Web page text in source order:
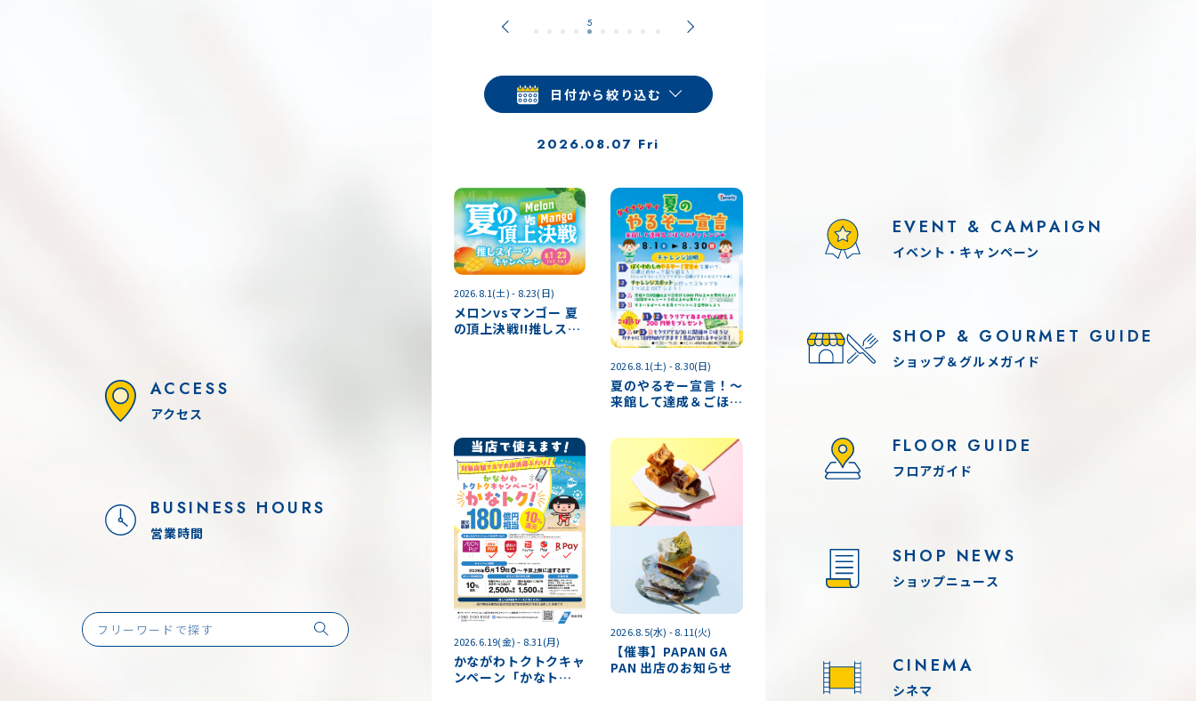
日付から絞り込む
2026.08.07 Fri
2026.8.1(土) - 8.23(日)
メロンvsマンゴー 夏
の頂上決戦‼推しスイ
2026.8.1(土) - 8.30(日)
夏のやるぞー宣言！～
来館して達成＆ごほう
2026.6.19(金) - 8.31(月)
かながわトクトクキャ
ンペーン「かなト
2026.8.5(水) - 8.11(火)
【催事】PAPAN GA
PAN 出店のお知らせ
ACCESS
アクセス
BUSINESS HOURS
営業時間
EVENT & CAMPAIGN
イベント・キャンペーン
SHOP & GOURMET GUIDE
ショップ＆グルメガイド
FLOOR GUIDE
フロアガイド
SHOP NEWS
ショップニュース
CINEMA
シネマ